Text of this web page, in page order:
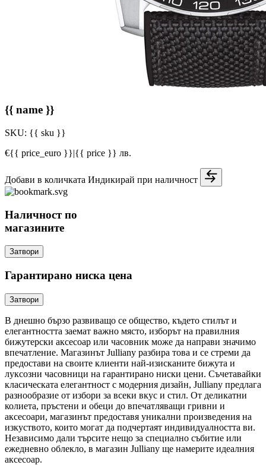
{{ name }}
SKU: {{ sku }}
€{{ price_euro }}|{{ price }} лв.
Добави в количката Индикирай при наличност
Наличност по
магазините
Затвори
Гарантирано ниска цена
Затвори
В днешно бързо развиващо се общество, където стилът и
елегантността заемат важно място, изборът на правилния
бижутерски аксесоар или часовник може да направи значимо
впечатление. Магазинът Julliany разбира това и се стреми да
предостави на своите клиенти най-изисканите бижута и
луксозни часовници на гарантирано ниски цени. Съчетавайки
класическата елегантност с модерния дизайн, Julliany предлага
разнообразие от избори за всеки вкус и стил. От деликатни
колиета, пръстени и обеци до впечатляващи гривни и
аксесоари, магазинът предоставя уникални произведения на
изкуството, които могат да подчертаят индивидуалността ви.
Независимо дали търсите нещо за специално събитие или
ежедневно облекло, в магазин Julliany ще намерите идеалния
аксесоар.